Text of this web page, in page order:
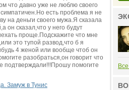
что давно уже не люблю своего
есть проблема я не
на деньги своего мужа.Я сказала
он сказал,что у него будут
проще.Подскажите что мне
это тупой развод,что б я
4 женой или вообще чтоб он
разобраться,он говорит что
подтверждали!!!Прошу помогите
Замуж в Тунис